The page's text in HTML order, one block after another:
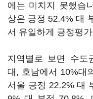
에는 미치지 못했습
상은 긍정 52.4% 대
서 유일하게 긍정평
지역별로 보면 수도
대, 호남에서 10%대
서울 긍정 22.2% 대